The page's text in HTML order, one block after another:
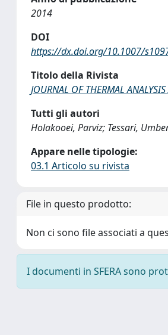
2014
DOI
https://dx.doi.org/10.1007/
Titolo della Rivista
JOURNAL OF THERMAL
Tutti gli autori
Holakooei, Parviz; Tessari,
Appare nelle tipologie:
03.1 Articolo su rivista
File in questo prodotto:
Non ci sono file associati a
I documenti in SFERA sono